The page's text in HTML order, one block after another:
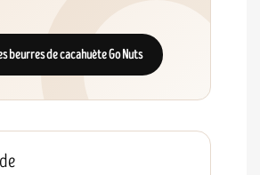
beurres de cacahuète Go Nuts